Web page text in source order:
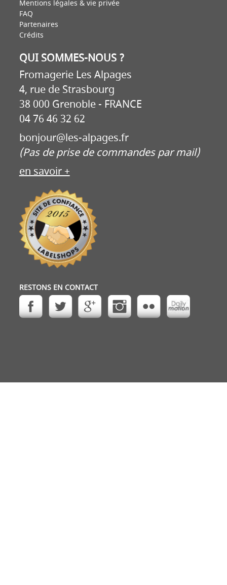
Mentions légales & vie privée
FAQ
Partenaires
Crédits
QUI SOMMES-NOUS ?
Fromagerie Les Alpages
4, rue de Strasbourg
38 000 Grenoble - FRANCE
04 76 46 32 62
bonjour@les-alpages.fr
(Pas de prise de commandes par mail)
en savoir +
RESTONS EN CONTACT